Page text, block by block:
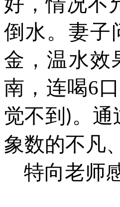
倒水。妻子
金，温水效
南，连喝6
觉不到)。
象数的不凡、
特向老师